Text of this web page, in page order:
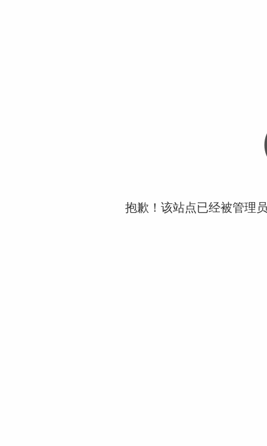
抱歉！该站点已经被管理